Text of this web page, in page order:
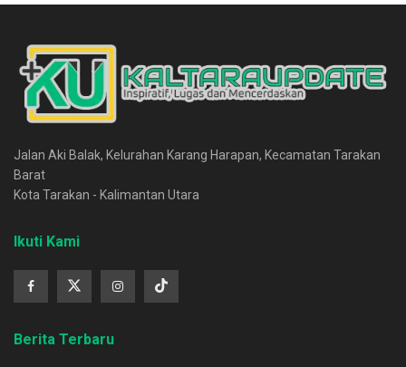
Jalan Aki Balak, Kelurahan Karang Harapan, Kecamatan Tarakan
Barat
Kota Tarakan - Kalimantan Utara
Ikuti Kami
Berita Terbaru